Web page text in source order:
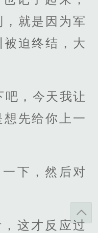
就是因为军
迫终结，大
吧，今天我让
先给你上一
下，然后对
这才反应过